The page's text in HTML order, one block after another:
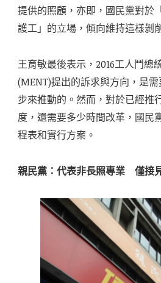
提供的照顧，亦即，國民黨對於
護工」的立場，傾向維持這樣剝
王育敏最後表示，2016工人鬥總
(MENT)提出的訴求與方向，是
步來推動的。然而，對於已經推
度，還需要多少時間改革，國民
程表和實行方案。
親民黨：代表非長照專業 僅接